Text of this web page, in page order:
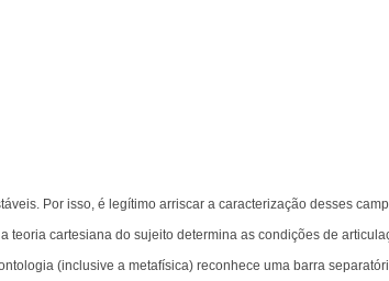
Por isso, é legítimo arriscar a caracterização desses
teoria cartesiana do sujeito determina as condições de
(inclusive a metafísica) reconhece uma barra